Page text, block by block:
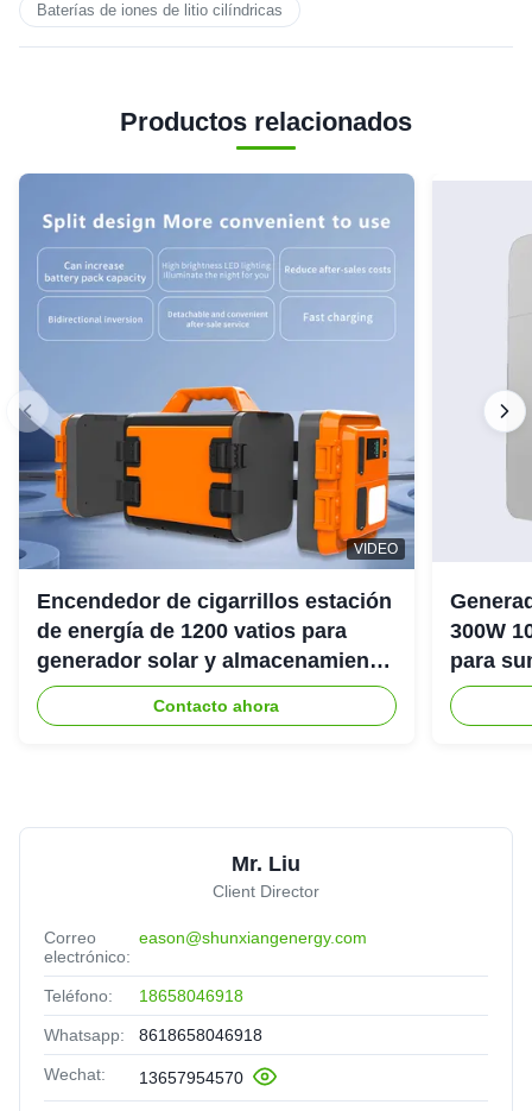
Baterías de iones de litio cilíndricas
Productos relacionados
VIDEO
Encendedor de cigarrillos estación
de energía de 1200 vatios para
generador solar y almacenamiento
de energía
Contacto ahora
300W
para
Mr. Liu
Client Director
Correo
electrónico:
eason@shunxiangenergy.com
Teléfono: 18658046918
Whatsapp: 8618658046918
Wechat: 13657954570